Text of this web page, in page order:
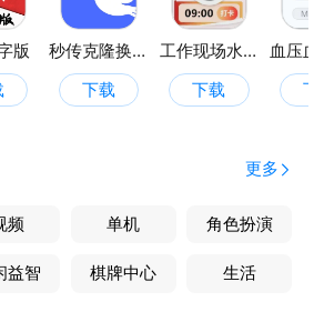
版 秒传克隆换机宝
下载
工作现场水印相机
下载
更多
频 单机 角色扮演
益智 棋牌中心 生活